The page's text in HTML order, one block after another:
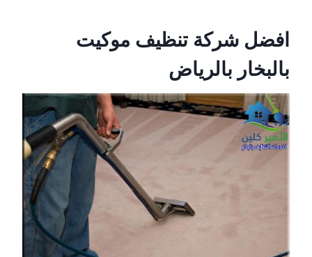
افضل شركة تنظيف موكيت
بالبخار بالرياض